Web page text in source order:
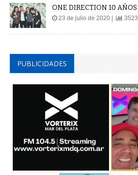
ONE DIRECTION 10 AÑOS
23 de julio de 2020 | 3523
PUBLICIDADES